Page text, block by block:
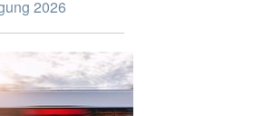
2026